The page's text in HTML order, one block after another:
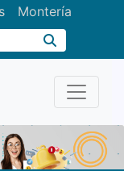
Montería